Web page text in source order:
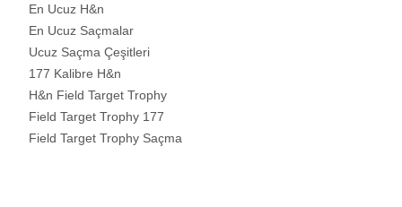
En Ucuz H&n
En Ucuz Saçmalar
Ucuz Saçma Çeşitleri
177 Kalibre H&n
H&n Field Target Trophy
Field Target Trophy 177
Field Target Trophy Saçma